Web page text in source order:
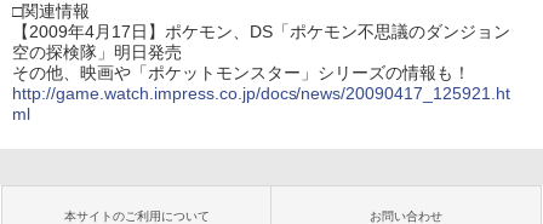
□関連情報
【2009年4月17日】ポケモン、DS「ポケモン不思議のダンジョン
空の探検隊」明日発売
その他、映画や「ポケットモンスター」シリーズの情報も！
http://game.watch.impress.co.jp/docs/news/20090417_125921.ht
ml
本サイトのご利用について お問い合わせ